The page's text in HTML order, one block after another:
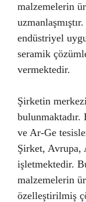
malzemelerin
endüstriyel
seramik
vermektedir.
Şirketin
ve Ar-Ge
Şirket, Avrupa,
işletmektedir.
malzemelerin
özelleştirilmiş